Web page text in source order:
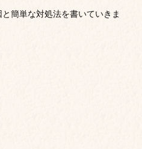
簡単な対処法を書いていきま